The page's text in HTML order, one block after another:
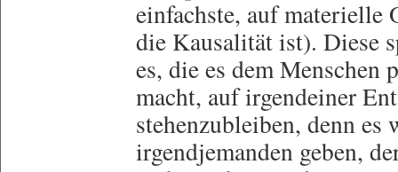
einfachste, auf materielle
die Kausalität ist). Diese
es, die es dem
macht, auf irgendeiner
stehenzubleiben, denn es
irgendjemanden geben,